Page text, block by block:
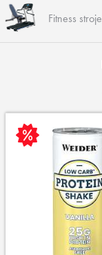
Fitness stroje